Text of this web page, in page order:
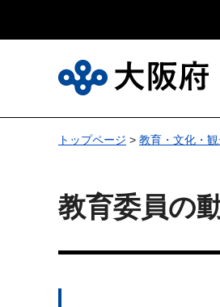
トップページ > 教育・文化・
教育委員の